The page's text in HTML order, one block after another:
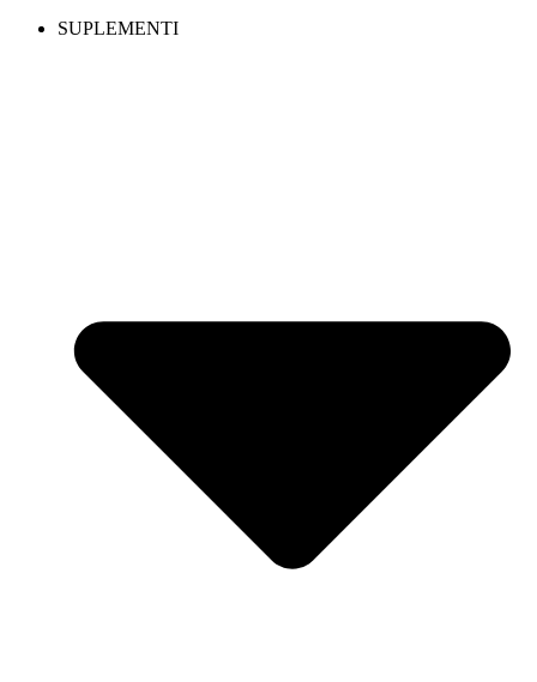
SUPLEMENTI